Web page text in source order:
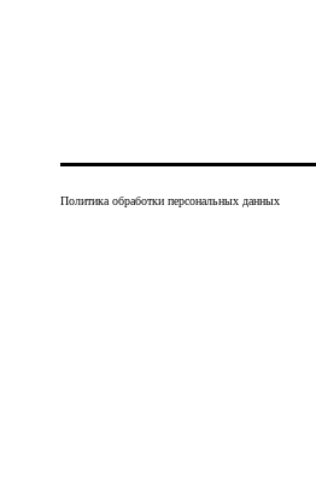
Политика обработки персональных данных